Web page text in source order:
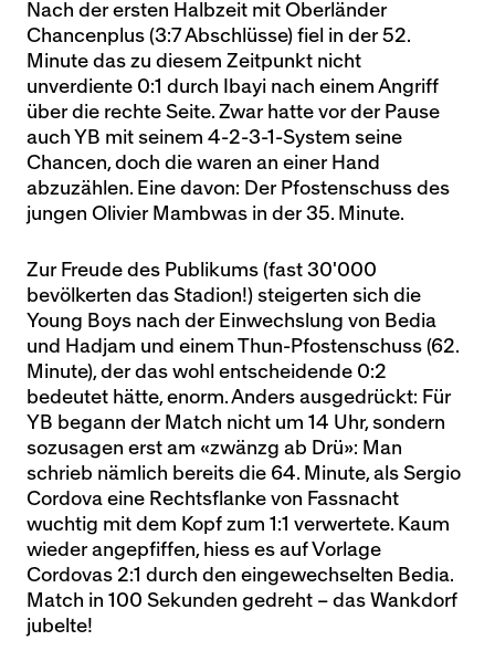
Nach der ersten Halbzeit mit Oberländer
Chancenplus (3:7 Abschlüsse) fiel in der 52.
Minute das zu diesem Zeitpunkt nicht
unverdiente 0:1 durch Ibayi nach einem Angriff
über die rechte Seite. Zwar hatte vor der Pause
auch YB mit seinem 4-2-3-1-System seine
Chancen, doch die waren an einer Hand
abzuzählen. Eine davon: Der Pfostenschuss des
jungen Olivier Mambwas in der 35. Minute.
Zur Freude des Publikums (fast 30'000
bevölkerten das Stadion!) steigerten sich die
Young Boys nach der Einwechslung von Bedia
und Hadjam und einem Thun-Pfostenschuss (62.
Minute), der das wohl entscheidende 0:2
bedeutet hätte, enorm. Anders ausgedrückt: Für
YB begann der Match nicht um 14 Uhr, sondern
sozusagen erst am «zwänzg ab Drü»: Man
schrieb nämlich bereits die 64. Minute, als Sergio
Cordova eine Rechtsflanke von Fassnacht
wuchtig mit dem Kopf zum 1:1 verwertete. Kaum
wieder angepfiffen, hiess es auf Vorlage
Cordovas 2:1 durch den eingewechselten Bedia.
Match in 100 Sekunden gedreht – das Wankdorf
jubelte!